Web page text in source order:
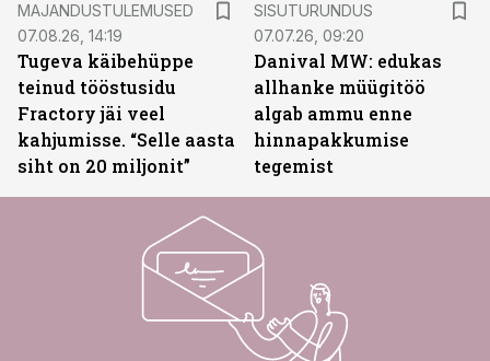
MAJANDUSTULEMUSED
07.08.26, 14:19
Tugeva käibehüppe
teinud tööstusidu
Fractory jäi veel
kahjumisse. “Selle aasta
siht on 20 miljonit”
SISUTURUNDUS
07.07.26, 09:20
Danival MW: edukas
allhanke müügitöö
algab ammu enne
hinnapakkumise
tegemist